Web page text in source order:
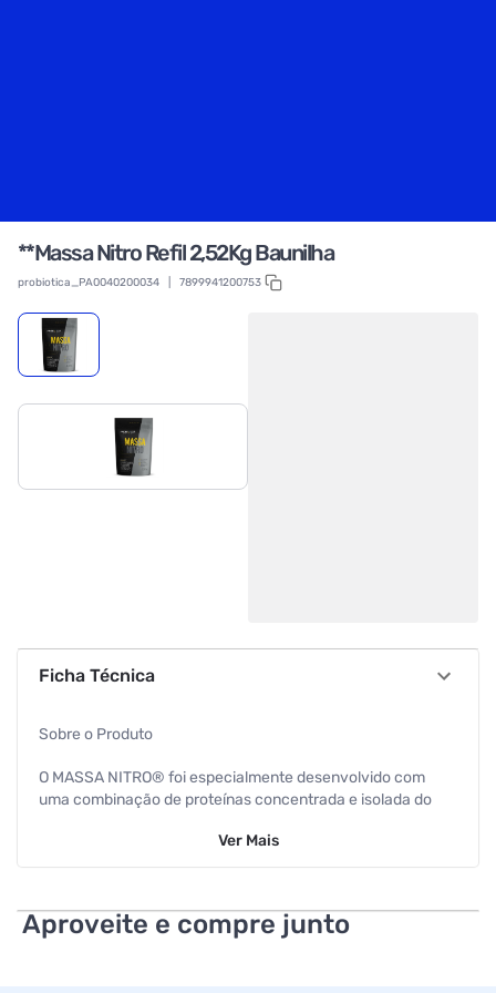
**Massa Nitro Refil 2,52Kg Baunilha
probiotica_PA0040200034 7899941200753
Ficha Técnica
Sobre o Produto
O MASSA NITRO® foi especialmente desenvolvido com
uma combinação de proteínas concentrada e isolada do
soja, resultando em um perfil de aminoácidos de elevada
manutenção dos níveis de energia constantes
Recomendação de uso
Ver Mais
Aproveite e compre junto